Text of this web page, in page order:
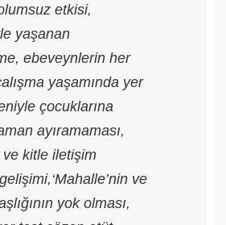
etkisi,
yaşanan
ebeveynlerin her
yaşamında yer
çocuklarına
ayıramaması,
kitle iletişim
ve
yok olması,